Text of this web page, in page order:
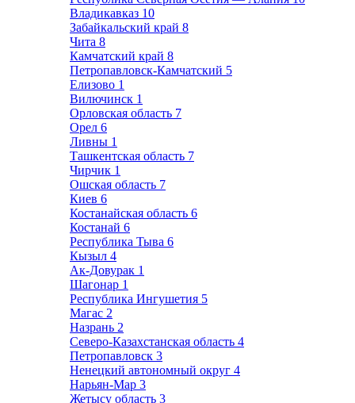
Владикавказ 10
Забайкальский край 8
Чита 8
Камчатский край 8
Петропавловск-Камчатский 5
Елизово 1
Вилючинск 1
Орловская область 7
Орел 6
Ливны 1
Ташкентская область 7
Чирчик 1
Ошская область 7
Киев 6
Костанайская область 6
Костанай 6
Республика Тыва 6
Кызыл 4
Ак-Довурак 1
Шагонар 1
Республика Ингушетия 5
Магас 2
Назрань 2
Северо-Казахстанская область 4
Петропавловск 3
Ненецкий автономный округ 4
Нарьян-Мар 3
Жетысу область 3